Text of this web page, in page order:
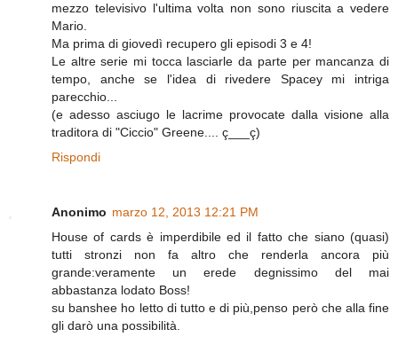
mezzo televisivo l'ultima volta non sono riuscita a vedere
Mario.
Ma prima di giovedì recupero gli episodi 3 e 4!
Le altre serie mi tocca lasciarle da parte per mancanza di
tempo, anche se l'idea di rivedere Spacey mi intriga
parecchio...
(e adesso asciugo le lacrime provocate dalla visione alla
traditora di "Ciccio" Greene.... ç___ç)
Rispondi
Anonimo marzo 12, 2013 12:21 PM
House of cards è imperdibile ed il fatto che siano (quasi)
tutti stronzi non fa altro che renderla ancora più
grande:veramente un erede degnissimo del mai
abbastanza lodato Boss!
su banshee ho letto di tutto e di più,penso però che alla fine
gli darò una possibilità.